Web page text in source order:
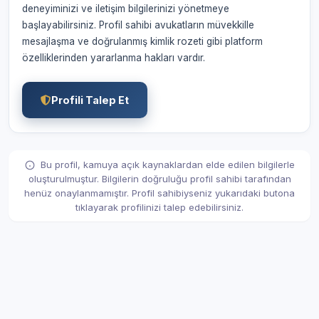
deneyiminizi ve iletişim bilgilerinizi yönetmeye
başlayabilirsiniz. Profil sahibi avukatların müvekkille
mesajlaşma ve doğrulanmış kimlik rozeti gibi platform
özelliklerinden yararlanma hakları vardır.
Profili Talep Et
Bu profil, kamuya açık kaynaklardan elde edilen bilgilerle
oluşturulmuştur. Bilgilerin doğruluğu profil sahibi tarafından
henüz onaylanmamıştır. Profil sahibiyseniz yukarıdaki butona
tıklayarak profilinizi talep edebilirsiniz.